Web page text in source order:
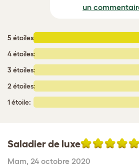
un
5 étoiles
4 étoiles:
3 étoiles:
2 étoiles:
1 étoile:
Saladier de luxe
Mam, 24 octobre 2020